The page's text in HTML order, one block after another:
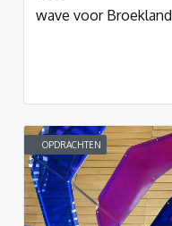
wave voor Broekland
OPDRACHTEN